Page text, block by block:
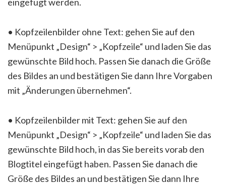
• Kopfzeilenbilder ohne Text: gehen Sie auf den
Menüpunkt „Design“ > „Kopfzeile“ und laden Sie das
gewünschte Bild hoch. Passen Sie danach die Größe
des Bildes an und bestätigen Sie dann Ihre Vorgaben
mit „Änderungen übernehmen“.
• Kopfzeilenbilder mit Text: gehen Sie auf den
Menüpunkt „Design“ > „Kopfzeile“ und laden Sie das
gewünschte Bild hoch, in das Sie bereits vorab den
Blogtitel eingefügt haben. Passen Sie danach die
Größe des Bildes an und bestätigen Sie dann Ihre